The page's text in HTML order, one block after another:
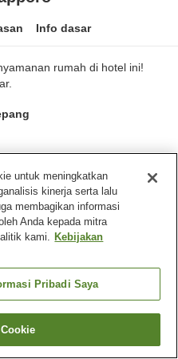
Info dasar
rumah di hotel ini!
Lounge
Pengiriman ke rumah
Kota Sapporo
untuk meningkatkan
kinerja serta lalu
membagikan informasi
Anda kepada mitra
kami. Kebijakan
Pribadi Saya